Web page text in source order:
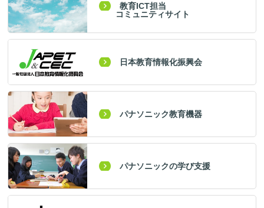
教育ICT担当
コミュニティサイト
日本教育情報化振興会
パナソニック教育機器
パナソニックの学び支援